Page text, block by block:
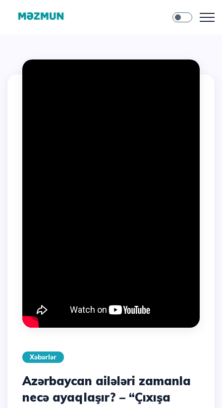
Xəbərlər
Azərbaycan ailələri zamanla
necə ayaqlaşır? – “Çıxışa